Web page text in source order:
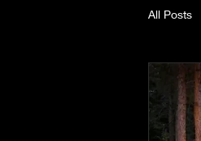
All Posts